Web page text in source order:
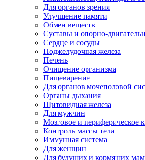
Для органов зрения
Улучшение памяти
Обмен веществ
Суставы и опорно-
Сердце и сосуды
Поджелудочная железа
Печень
Очищение организма
Пищеварение
Для органов мочеполовой
Органы дыхания
Щитовидная железа
Для мужчин
Мозговое и периферическое
Контроль массы тела
Иммунная система
Для женщин
Для будущих и кормящих мам